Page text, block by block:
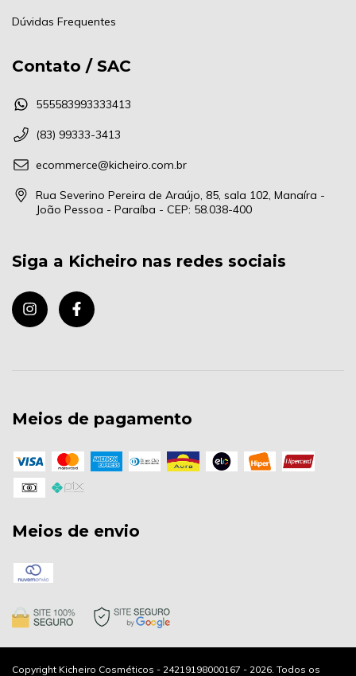
Dúvidas Frequentes
Contato / SAC
555583993333413
(83) 99333-3413
ecommerce@kicheiro.com.br
Rua Severino Pereira de Araújo, 85, sala 102, Manaíra -
João Pessoa - Paraíba - CEP: 58.038-400
Siga a Kicheiro nas redes sociais
Meios de pagamento
Meios de envio
Copyright Kicheiro Cosméticos - 24219198000167 - 2026. Todos os